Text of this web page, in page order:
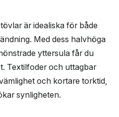
är idealiska för både
Med dess halvhöga
yttersula får du
Textilfoder och uttagbar
och kortare torktid,
synligheten.